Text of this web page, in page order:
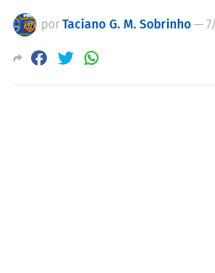
porTaciano G. M. Sobrinho—